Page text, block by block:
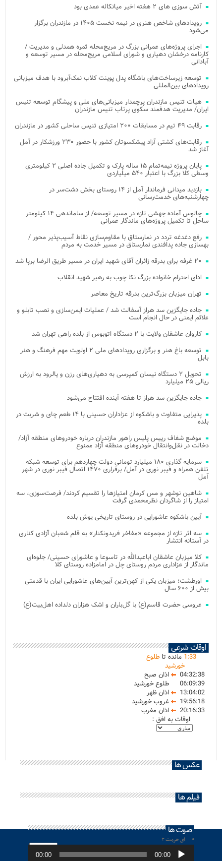
آتش‌ سوزی‌ های ۲ هفته اخیر میانکاله عمدی بود
رویدادهای شاخص هنری در نیمه نخست ۱۴۰۵ در مازندران برگزار
می‌شود
اجرای پروژه‌های عمرانی بزرگ در مریج‌محله ثمره همدلی و مدیریت /
کارنامه درخشان دهیاری و شورای اسلامی مریج‌محله در مسیر توسعه و
آبادانی
توسعه زیرساخت‌های باشگاه پدل پوینت کلاب نمک‌آبرود با هدف میزبانی
رویدادهای بین‌المللی
هیات تنیس مازندران پرچمدار میزبانی‌های ملی و پیشگام توسعه تنیس
ایران/ مدیریت هدفمند سکوی پرتاب تنیس مازندران
رقابت ۴۹ تیم در مسابقات ۲۰۰ امتیازی تنیس ساحلی کشور در مازندران
رقابت‌های کشتی آزاد پیشکسوتان کشور با حضور ۲۳۰ ورزشکار در آمل
آغاز شد
پایان پروژه نیمه‌تمام ۱۵ ساله پارک و تکمیل جاده اصلی ۲ کیلومتری
وسطی کلا بزرگ با اعتبار ۵۴۰ میلیاردی
بازدید میدانی فرماندار آمل از ۱۴ روستای بخش دشت‌سر در
چهارشنبه‌های خدمت‌رسانی
چالوس آماده جهشی تازه در مسیر توسعه/ از ساماندهی ۱۴ کیلومتر
ساحل تا تکمیل پروژه‌های ماندگار عمرانی
رفع دغدغه تردد در نمارستاق با مقاوم‌سازی نقاط آسیب‌پذیر محور /
بهسازی جاده پدافندی نمارستاق در مسیر خدمت به مردم
۲۰ غرفه برای بدرقه زائران آقای شهید ایران در مسیر طریق الرضا برپا شد
ادای احترام خانواده بزرگ نکا چوب به رهبر شهید انقلاب
تهران میزبان بزرگ‌ترین بدرقه تاریخ معاصر
جاده جایگزین سد هراز آسفالت شد / عملیات ایمن‌سازی و نصب تابلو و
علائم ایمنی در حال انجام است
کاروان عاشقان ولایت با ۲ دستگاه اتوبوس از بلده راهی تهران شد
توسعه باغ هنر و برگزاری رویدادهای ملی ۲ اولویت مهم فرهنگ و هنر
بابل
تحویل ۲ دستگاه نیسان کمپرسی به دهیاری‌های رزن و یالرود به ارزش
ریالی ۲۵ میلیارد
جاده جایگزین سد هراز تا هفته آینده افتتاح می‌شود
پذیرایی متفاوت و باشکوه از عزاداران حسینی با ۱۴ طعم چای و شربت در
بلده
موضع شفاف رییس پلیس راهور مازندران درباره خودروهای منطقه آزاد/
دخالت در نقل‌وانتقال خودروهای منطقه آزاد ممنوع
سرمایه گذاری ۱۸۰ میلیارد تومانی دولت چهاردهم برای توسعه شبکه
تلفن همراه و فیبر نوری در آمل/ برقراری ۱۴۷۰ اتصال فیبر نوری در شهر
آمل
شاهین نوشهر و مس کرمان امتیازها را تقسیم کردند/ فرصت‌سوزی، سه
امتیاز را از شاگردان نظرمحمدی گرفت
آیین باشکوه عاشورایی در روستای تاریخی یوش بلده
سه اثر تازه از مجموعه «مفاخر فریدونکنار» به قلم شعبان آزادی کناری
در آستانه انتشار
کلا میزبان عاشقان اباعبدالله در تاسوعا و عاشورای حسینی/ جلوه‌ای
ماندگار از عزاداری مردم روستای چل در امامزاده روستای کلا
اورطشت؛ میزبان یکی از کهن‌ترین آیین‌های عاشورایی ایران با قدمتی
بیش از ۶۰۰ سال
عروسی حضرت قاسم(ع) با گل‌باران و اشک هزاران دلداده اهل‌بیت(ع)
اوقات شرعی
1:33 مانده تاطلوع
خورشید
04:32:38
اذان صبح
06:09:39
طلوع خورشید
13:04:02
اذان ظهر
19:56:18
غروب خورشید
20:16:33
اذان مغرب
اوقات به افق :
عکس ها
فیلم ها
صوت ها
ای حرمت ۲
پخش‌کننده
صوت 00:00
00:00